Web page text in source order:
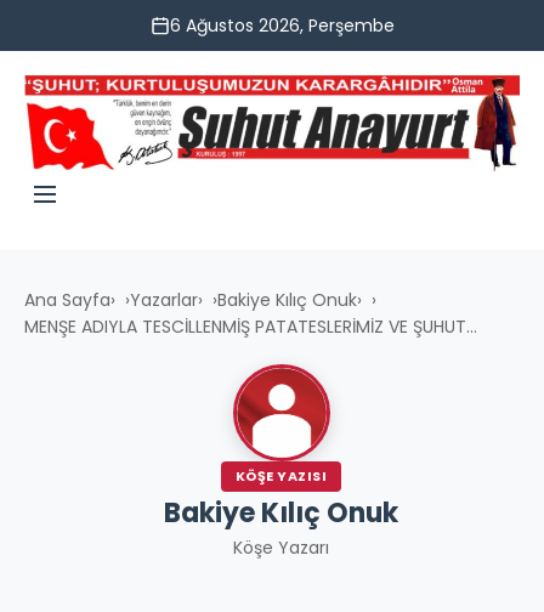
6 Ağustos 2026, Perşembe
Ana Sayfa› Yazarlar› Bakiye Kılıç Onuk›
MENŞE ADIYLA TESCİLLENMİŞ PATATESLERİMİZ VE ŞUHUT...
KÖŞE YAZISI
Bakiye Kılıç Onuk
Köşe Yazarı